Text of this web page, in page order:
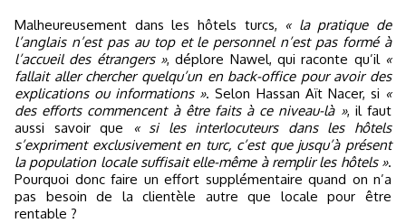
Malheureusement dans les hôtels turcs, « la pratique de
l’anglais n’est pas au top et le personnel n’est pas formé à
l’accueil des étrangers », déplore Nawel, qui raconte qu’il «
fallait aller chercher quelqu’un en back-office pour avoir des
explications ou informations ». Selon Hassan Aït Nacer, si «
des efforts commencent à être faits à ce niveau-là », il faut
aussi savoir que
« si les interlocuteurs dans les hôtels
s’expriment exclusivement en turc, c’est que jusqu’à présent
la population locale suffisait elle-même à remplir les hôtels ».
Pourquoi donc faire un effort supplémentaire quand on n’a
pas besoin de la clientèle autre que locale pour être
rentable ?